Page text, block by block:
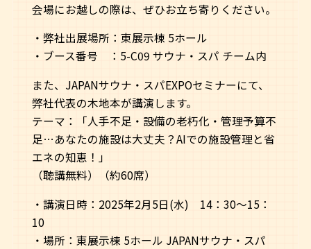
会場にお越しの際は、ぜひお立ち寄りください。
・弊社出展場所：東展示棟 5ホール
・ブース番号 ：5-C09 サウナ・スパ チーム内
また、JAPANサウナ・スパEXPOセミナーにて、
弊社代表の木地本が講演します。
テーマ：「人手不足・設備の老朽化・管理予算不
足…あなたの施設は大丈夫？AIでの施設管理と省
エネの知恵！」
（聴講無料）（約60席）
・講演日時：2025年2月5日(水) 14：30～15：
10
・場所：東展示棟 5ホール JAPANサウナ・スパ